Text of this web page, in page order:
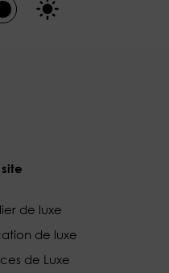
de luxe
de luxe
de Luxe